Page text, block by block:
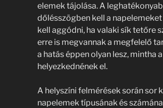
elemek tájolása. A
dőlésszögben kell a
kell aggódni, ha valaki sík tetőre
erre is megvannak a megfelelő
a hatás éppen olyan lesz, mintha
helyezkednének el.
A helyszíni felmérések során sor
napelemek típusának és